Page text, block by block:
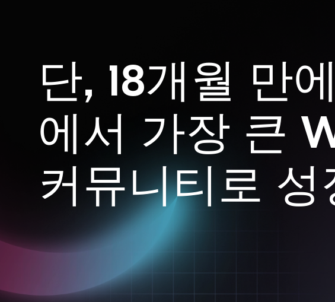
단, 18개월 만
에서 가장 큰
커뮤니티로 성